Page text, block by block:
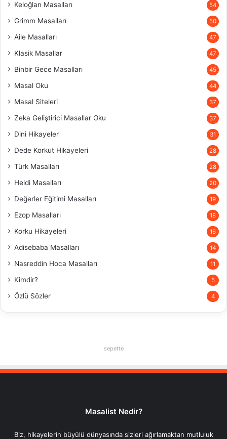
Keloğlan Masalları 54
Grimm Masalları 50
Aile Masalları 47
Klasik Masallar 47
Binbir Gece Masalları 45
Masal Oku 44
Masal Siteleri 37
Zeka Geliştirici Masallar Oku 37
Dini Hikayeler 31
Dede Korkut Hikayeleri 28
Türk Masalları 28
Heidi Masalları 20
Değerler Eğitimi Masalları 19
Ezop Masalları 18
Korku Hikayeleri 16
Adisebaba Masalları 14
Nasreddin Hoca Masalları 11
Kimdir? 5
Özlü Sözler 4
sepette
Masalist Nedir?
Biz, hikayelerin büyülü dünyasında sizleri ağırlamaktan mutluluk